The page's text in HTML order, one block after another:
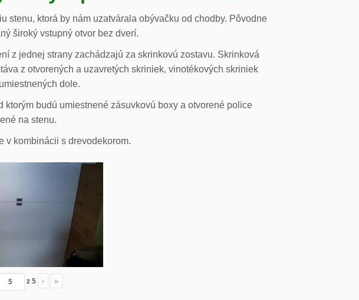
stenu, ktorá by nám uzatvárala obývačku od chodby. Pôvodne
široký vstupný otvor bez dverí.
z jednej strany zachádzajú za skrinkovú zostavu. Skrinková
z otvorených a uzavretých skriniek, vinotékových skriniek
dole.
budú umiestnené zásuvkovú boxy a otvorené police
na stenu.
v kombinácii s drevodekorom.
z5 › »